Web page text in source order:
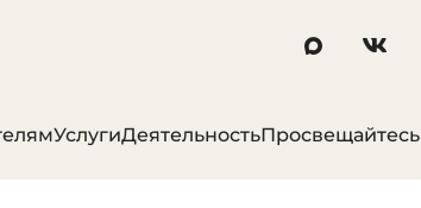
УслугиДеятельностьПросвещайтесь